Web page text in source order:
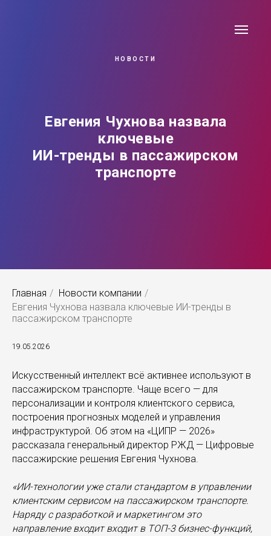
НОВОСТИ
Евгения Чухнова назвала
ключевые
ИИ-тренды в пассажирском
транспорте
Главная / Новости компании /
Евгения Чухнова назвала ключевые ИИ-тренды в
пассажирском транспорте
19.05.2026
Искусственный интеллект всё активнее используют в
пассажирском транспорте. Чаще всего — для
персонализации и контроля клиентского сервиса,
построения прогнозных моделей и управления
инфраструктурой. Об этом на «ЦИПР — 2026»
рассказала генеральный директор РЖД — Цифровые
пассажирские решения Евгения Чухнова.
«ИИ-технологии уже стали стандартом в управлении
клиентским сервисом на пассажирском транспорте.
Наряду с разработкой и маркетингом это
направление входит входит в ТОП-3 бизнес-функций,